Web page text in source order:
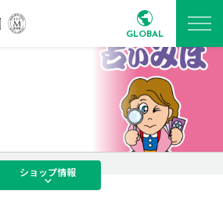
GLOBAL
ショップ情報